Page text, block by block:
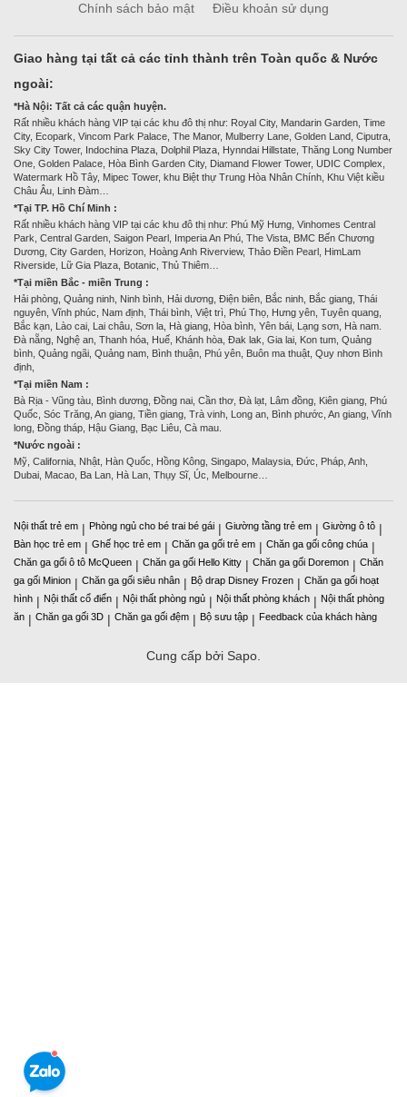
Chính sách bảo mật
Điều khoản sử dụng
Giao hàng tại tất cả các tỉnh thành trên Toàn quốc & Nước
ngoài:
*Hà Nội: Tất cả các quận huyện.
Rất nhiều khách hàng VIP tại các khu đô thị như: Royal City, Mandarin Garden, Time
City, Ecopark, Vincom Park Palace, The Manor, Mulberry Lane, Golden Land, Ciputra,
Sky City Tower, Indochina Plaza, Dolphil Plaza, Hynndai Hillstate, Thăng Long Number
One, Golden Palace, Hòa Bình Garden City, Diamand Flower Tower, UDIC Complex,
Watermark Hồ Tây, Mipec Tower, khu Biệt thự Trung Hòa Nhân Chính, Khu Việt kiều
Châu Âu, Linh Đàm…
*Tại TP. Hồ Chí Minh :
Rất nhiều khách hàng VIP tại các khu đô thị như: Phú Mỹ Hưng, Vinhomes Central
Park, Central Garden, Saigon Pearl, Imperia An Phú, The Vista, BMC Bến Chương
Dương, City Garden, Horizon, Hoàng Anh Riverview, Thảo Điền Pearl, HimLam
Riverside, Lữ Gia Plaza, Botanic, Thủ Thiêm…
*Tại miền Bắc - miền Trung :
Hải phòng, Quảng ninh, Ninh bình, Hải dương, Điện biên, Bắc ninh, Bắc giang, Thái
nguyên, Vĩnh phúc, Nam định, Thái bình, Việt trì, Phú Thọ, Hưng yên, Tuyên quang,
Bắc kạn, Lào cai, Lai châu, Sơn la, Hà giang, Hòa bình, Yên bái, Lạng sơn, Hà nam.
Đà nẵng, Nghệ an, Thanh hóa, Huế, Khánh hòa, Đak lak, Gia lai, Kon tum, Quảng
bình, Quảng ngãi, Quảng nam, Bình thuận, Phú yên, Buôn ma thuật, Quy nhơn Bình
định,
*Tại miền Nam :
Bà Rịa - Vũng tàu, Bình dương, Đồng nai, Cần thơ, Đà lạt, Lâm đồng, Kiên giang, Phú
Quốc, Sóc Trăng, An giang, Tiền giang, Trà vinh, Long an, Bình phước, An giang, Vĩnh
long, Đồng tháp, Hậu Giang, Bạc Liêu, Cà mau.
*Nước ngoài :
Mỹ, California, Nhật, Hàn Quốc, Hồng Kông, Singapo, Malaysia, Đức, Pháp, Anh,
Dubai, Macao, Ba Lan, Hà Lan, Thụy Sĩ, Úc, Melbourne…
Nội thất trẻ em | Phòng ngủ cho bé trai bé gái | Giường tầng trẻ em | Giường ô tô |
Bàn học trẻ em | Ghế học trẻ em | Chăn ga gối trẻ em | Chăn ga gối công chúa |
Chăn ga gối ô tô McQueen | Chăn ga gối Hello Kitty | Chăn ga gối Doremon | Chăn
ga gối Minion | Chăn ga gối siêu nhân | Bộ drap Disney Frozen | Chăn ga gối hoạt
hình | Nội thất cổ điển | Nội thất phòng ngủ | Nội thất phòng khách | Nội thất phòng
ăn | Chăn ga gối 3D | Chăn ga gối đệm | Bộ sưu tập | Feedback của khách hàng
Cung cấp bởi Sapo.